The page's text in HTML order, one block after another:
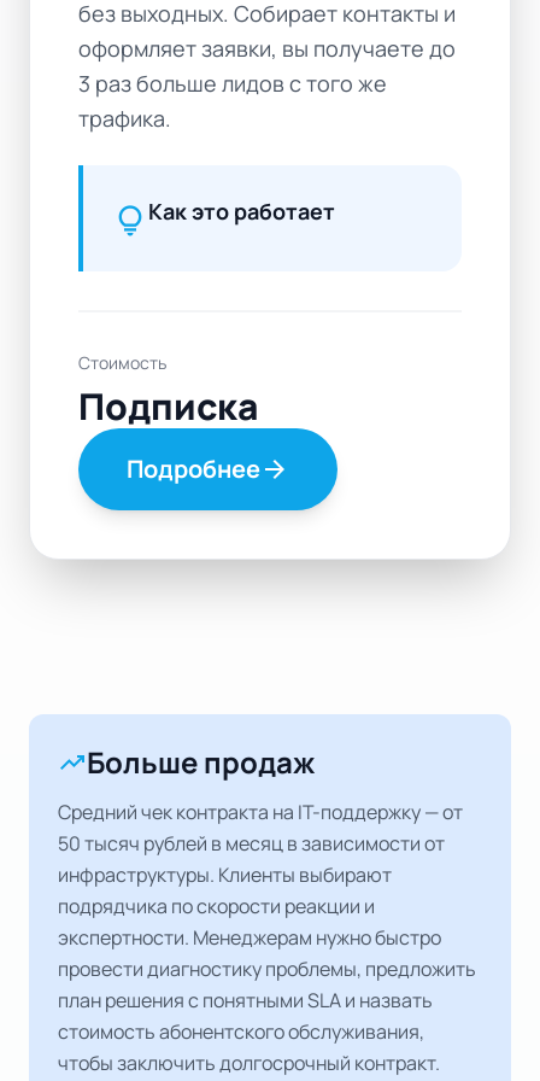
без выходных. Собирает контакты и
оформляет заявки, вы получаете до
3 раз больше лидов с того же
трафика.
lightbulb Как это работает
Стоимость
Подписка
Подробнееarrow_forward
trending_upБольше продаж
Средний чек контракта на IT-поддержку — от
50 тысяч рублей в месяц в зависимости от
инфраструктуры. Клиенты выбирают
подрядчика по скорости реакции и
экспертности. Менеджерам нужно быстро
провести диагностику проблемы, предложить
план решения с понятными SLA и назвать
стоимость абонентского обслуживания,
чтобы заключить долгосрочный контракт.